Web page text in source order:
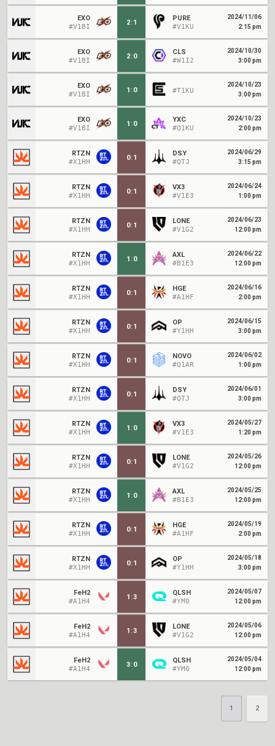
EXO
#V1BI
2:1
PURE
#V1KU
2024/11/06
2:15 pm
EXO
#V1BI
2:0
CLS
#W1I2
2024/10/30
3:00 pm
EXO
#V1BI
1 :0 #T1KU
2024/10/23
3:00 pm
EXO
#V1BI
1 :0
YXC
#Q1KU
2024/10/23
2:00 pm
RTZN
#X1HH
0:1
DSY
#QTJ
2024/06/29
3:15 pm
RTZN
#X1HH
0:1
VX3
#V1E3
2024/06/24
1:00 pm
RTZN
#X1HH
0:1
LONE
#V1G2
2024/06/23
12:00 pm
RTZN
#X1HH
1 :0
AXL
#B1E3
2024/06/22
12:00 pm
RTZN
#X1HH
0:1
HGE
#A1HF
2024/06/16
2:00 pm
RTZN
#X1HH
0:1
OP
#Y1HH
2024/06/15
3:00 pm
RTZN
#X1HH
0:1
NOVO
#Q1AR
2024/06/02
1:00 pm
RTZN
#X1HH
0:1
DSY
#QTJ
2024/06/01
3:00 pm
RTZN
#X1HH
1 :0
VX3
#V1E3
2024/05/27
1:20 pm
RTZN
#X1HH
0:1
LONE
#V1G2
2024/05/26
12:00 pm
RTZN
#X1HH
1 :0
AXL
#B1E3
2024/05/25
12:00 pm
RTZN
#X1HH
0:1
HGE
#A1HF
2024/05/19
2:00 pm
RTZN
#X1HH
0:1
OP
#Y1HH
2024/05/18
3:00 pm
FeH2
#A1H4
1 :3
QLSH
#YM0
2024/05/07
12:00 pm
FeH2
#A1H4
1 :3
LONE
#V1G2
2024/05/06
12:00 pm
FeH2
#A1H4
3:0
QLSH
#YM0
2024/05/04
12:00 pm
1 2